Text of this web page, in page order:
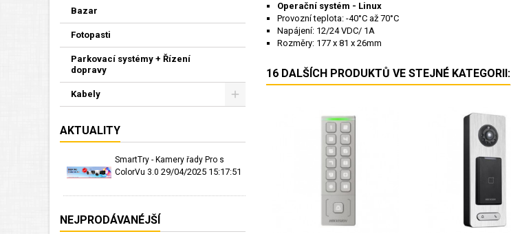
Bazar
Fotopasti
Parkovací systémy + Řízení
dopravy
Kabely
AKTUALITY
SmartTry - Kamery řady Pro s
ColorVu 3.0 29/04/2025 15:17:51
NEJPRODÁVANÉJŠÍ
Operační systém - Linux
Provozní teplota: -40°C až 70°C
Napájení: 12/24 VDC/ 1A
Rozměry: 177 x 81 x 26mm
16 DALŠÍCH PRODUKTŮ VE STEJNÉ KATEGORII: